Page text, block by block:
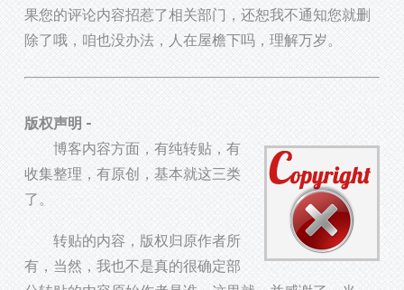
果您的评论内容招惹了相关部门，还恕我不通知您就删
除了哦，咱也没办法，人在屋檐下吗，理解万岁。
版权声明 -
博客内容方面，有纯转贴，有
收集整理，有原创，基本就这三类
了。
转贴的内容，版权归原作者所
有，当然，我也不是真的很确定部